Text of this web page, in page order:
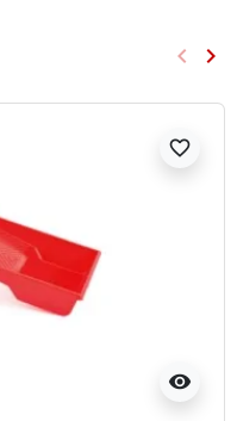
keyboard_arrow_left keyboard_arrow_right
visibility
favorite_border